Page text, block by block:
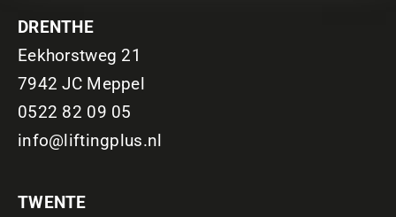
DRENTHE
Eekhorstweg 21
7942 JC Meppel
0522 82 09 05
info@liftingplus.nl
TWENTE